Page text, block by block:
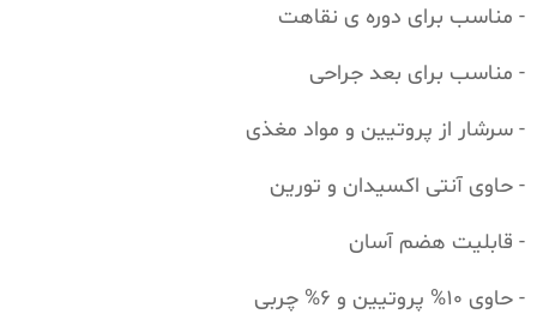
- مناسب برای دوره ی نقاهت
- مناسب برای بعد جراحی
- سرشار از پروتیین و مواد مغذی
- حاوی آنتی اکسیدان و تورین
- قابلیت هضم آسان
- حاوی 10% پروتیین و 6% چربی